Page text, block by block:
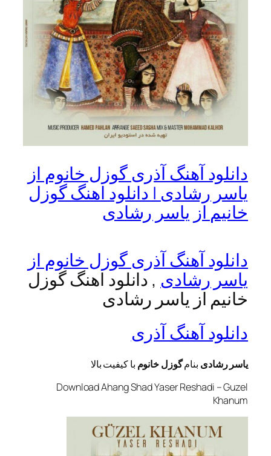
دانلود آهنگ آذری گوزل خانوم از
یاسر رشادی | دانلود اهنگ گوزل
خانیم از یاسر رشادی
دانلود آهنگ آذری گوزل خانوم از
یاسر رشادی , دانلود اهنگ گوزل
خانیم از یاسر رشادی
دانلود آهنگ آذری
یاسر رشادی بنامگوزل خانوم با کيفيت بالا
Download Ahang Shad Yaser Reshadi – Guzel
Khanum